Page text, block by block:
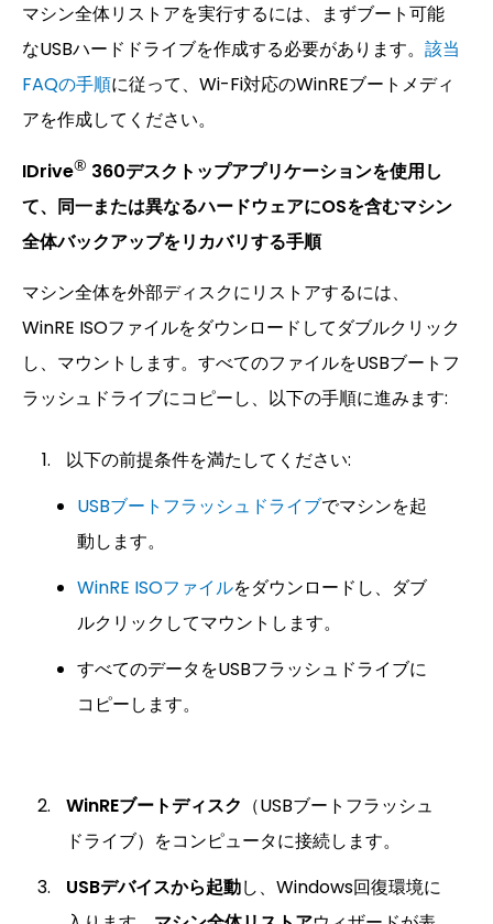
マシン全体リストアを実行するには、まずブート可能
なUSBハードドライブを作成する必要があります。 該当
FAQの手順に従って、Wi-Fi対応のWinREブートメディ
アを作成してください。
IDrive® 360デスクトップアプリケーションを使用し
て、同一または異なるハードウェアにOSを含むマシン
全体バックアップをリカバリする手順
マシン全体を外部ディスクにリストアするには、
WinRE ISOファイルをダウンロードしてダブルクリック
し、マウントします。すべてのファイルをUSBブートフ
ラッシュドライブにコピーし、以下の手順に進みます:
以下の前提条件を満たしてください:
USBブートフラッシュドライブでマシンを起
動します。
WinRE ISOファイルをダウンロードし、ダブ
ルクリックしてマウントします。
すべてのデータをUSBフラッシュドライブに
コピーします。
WinREブートディスク （USBブートフラッシュ
ドライブ）をコンピュータに接続します。
USBデバイスから起動し、Windows回復環境に